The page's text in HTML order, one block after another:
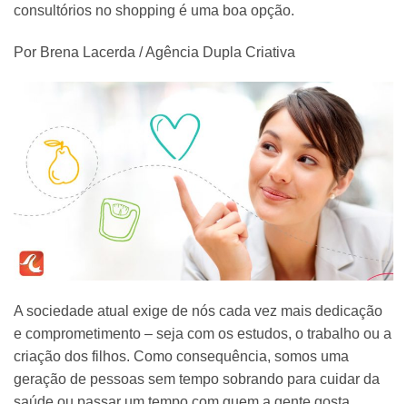
consultórios no shopping é uma boa opção.
Por Brena Lacerda / Agência Dupla Criativa
A sociedade atual exige de nós cada vez mais dedicação
e comprometimento – seja com os estudos, o trabalho ou a
criação dos filhos. Como consequência, somos uma
geração de pessoas sem tempo sobrando para cuidar da